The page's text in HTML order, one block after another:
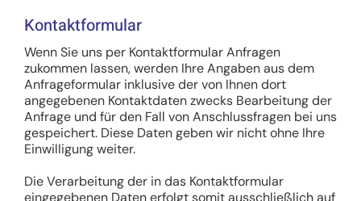
Kontaktformular
Wenn Sie uns per Kontaktformular Anfragen
zukommen lassen, werden Ihre Angaben aus dem
Anfrageformular inklusive der von Ihnen dort
angegebenen Kontaktdaten zwecks Bearbeitung der
Anfrage und für den Fall von Anschlussfragen bei uns
gespeichert. Diese Daten geben wir nicht ohne Ihre
Einwilligung weiter.
Die Verarbeitung der in das Kontaktformular
eingegebenen Daten erfolgt somit ausschließlich auf